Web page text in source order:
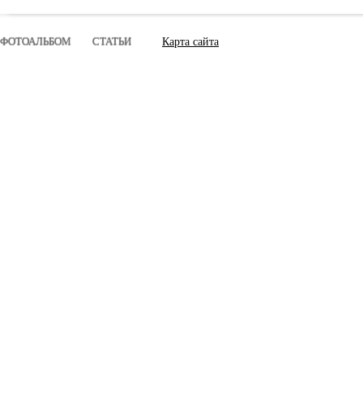
ФОТОАЛЬБОМ СТАТЬИ Карта сайта